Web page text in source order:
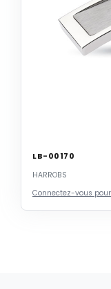
LB-00170
HARROBS
Connectez-vous